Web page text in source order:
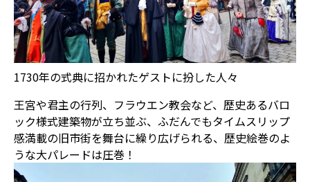
1730年の式典に招かれたゲストに扮した人々
王宮や君主の行列、フラウエン教会など、歴史あるバロ
ック様式建築物が立ち並ぶ、ふだんでもタイムスリップ
感満載の旧市街を舞台に繰り広げられる、歴史絵巻のよ
うな大パレードは圧巻！